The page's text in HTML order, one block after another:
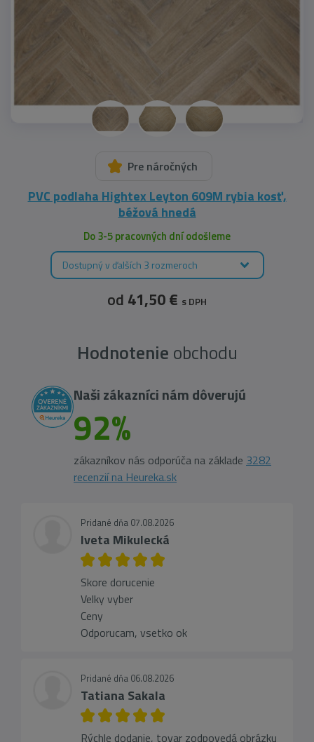
Pre náročných
PVC podlaha Hightex Leyton 609M rybia kosť,
béžová hnedá
Do 3-5 pracovných dní odošleme
Dostupný v ďalších 3 rozmeroch
od 41,50 € s DPH
Hodnotenie obchodu
Naši zákazníci nám dôverujú
92%
zákazníkov nás odporúča na základe 3282
recenzií na Heureka.sk
Pridané dňa 07.08.2026
Iveta Mikulecká
Skore dorucenie
Velky vyber
Ceny
Odporucam, vsetko ok
Pridané dňa 06.08.2026
Tatiana Sakala
Rýchle dodanie, tovar zodpovedá obrázku